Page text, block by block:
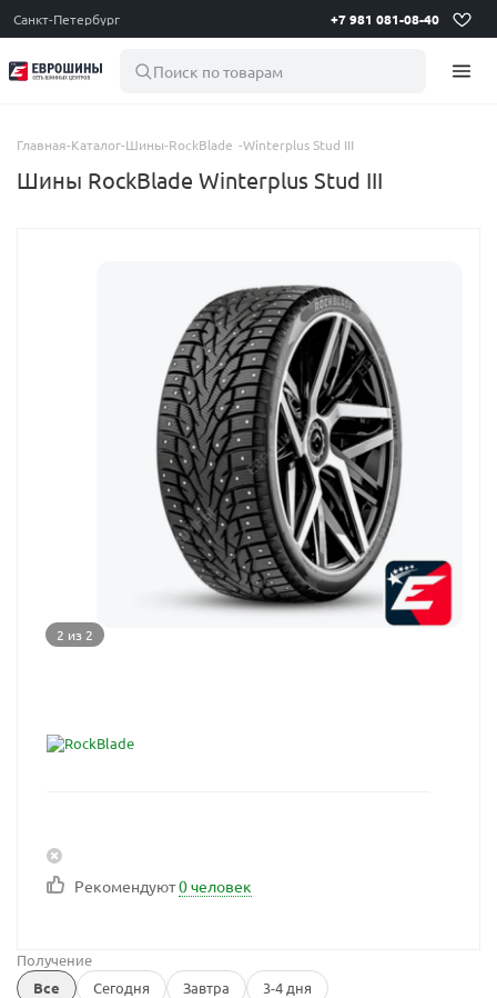
Санкт-Петербург +7 981 081-08-40
Поиск по товарам
Главная-Каталог-Шины-RockBlade -Winterplus Stud III
Шины RockBlade Winterplus Stud III
2 из 2
Рекомендуют0 человек
Получение
Все
Сегодня Завтра 3-4 дня